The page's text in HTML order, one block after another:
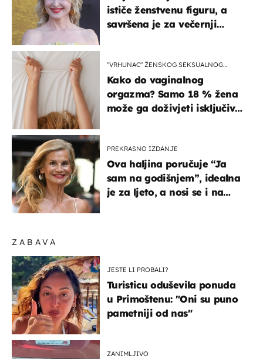
ZABAVA
JESTE LI PROBALI?
Turisticu oduševila ponuda
u Primoštenu: "Oni su puno
pametniji od nas"
ZANIMLJIVO
ističe ženstvenu figuru, a
savršena je za večernji
"VRHUNAC" ŽENSKOG SEKSUALNOG
Kako do vaginalnog
orgazma? Samo 18 % žena
može ga doživjeti isključivo
PREKRASNO IZDANJE
Ova haljina poručuje “Ja
sam na godišnjem”, idealna
je za ljeto, a nosi se i na